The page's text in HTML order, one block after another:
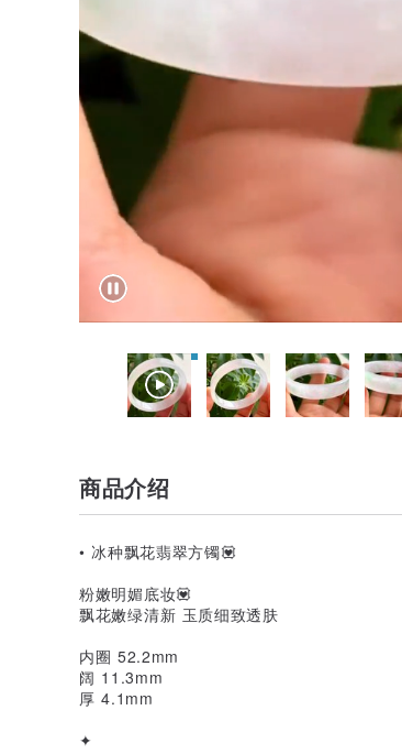
商品介绍
• 冰种飘花翡翠方镯💟
粉嫩明媚底妆💟
飘花嫩绿清新 玉质细致透肤
内圈 52.2mm
阔 11.3mm
厚 4.1mm
✦